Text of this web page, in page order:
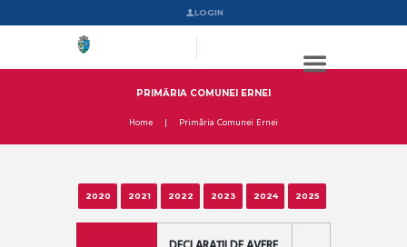
LOGIN
PRIMĂRIA COMUNEI ERNEI
Home Primăria Comunei Ernei
2020 2021 2022 2023 2024 2025